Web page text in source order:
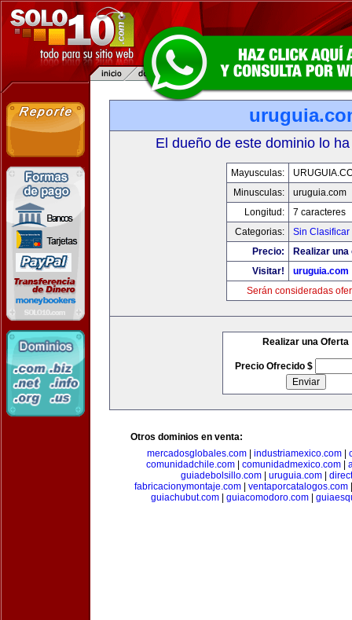
El dueño de este dominio lo
Mayusculas:
Minusculas:
uruguia.com
Longitud:
7 caracteres
Categorias:
Sin Clasificar
Precio:
Realizar
Visitar!
uruguia.com
Serán consideradas
Realizar una Oferta
Precio Ofrecido $
Otros dominios en venta:
mercadosglobales.com| industriamexico.com|
comunidadchile.com
comunidadmexico.com
guiadebolsillo.com| uruguia.com|
fabricacionymontaje.com| ventaporcatalogos.com
guiachubut.com
guiacomodoro.com